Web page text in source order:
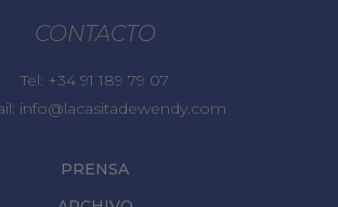
CONTACTO
Tel: +34 91 189 79 07
info@lacasitadewendy.com
PRENSA